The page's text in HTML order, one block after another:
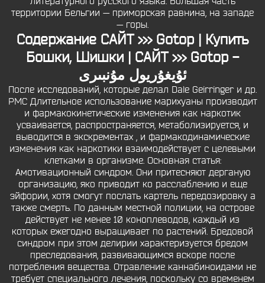
территории Бельгии — приморская равнина, на западе
— горы.
Содержание САЙТ >>> Gotop | Купить
Бошки, Шишки | САЙТ >>> Gotop -
ئۇيغۇريول مۇنبىرى
После исследований, которые делал Dale Geirringer и др.
PMC Длительное использование марихуаны производит
и фармакокинетические изменения как наркотик
усваивается, распространяется, метаболизируется, и
выводится в экскрементах , и фармакодинамические
изменения как наркотики взаимодействует с целевыми
клетками в организме. Основная статья:
Амотивационный синдром. Они притесняют дерганую
организацию, яко приводит ко расслаблению и еще
эйфории, хотя смогут послать картель передозировку а
также смерть. По данным местной полиции, на острове
действует не менее 10 коноплеводов, каждый из
которых ежегодно выращивает по растений. Бредовой
синдром при этом делирии характеризуется бредом
преследования, развивающимся вскоре после
потребления вещества. Отравление каннабиноидами не
требует специального лечения, поскольку со временем